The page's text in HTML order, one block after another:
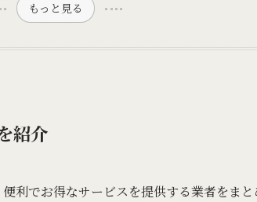
もっと見る
紹介
利でお得なサービスを提供する業者をま